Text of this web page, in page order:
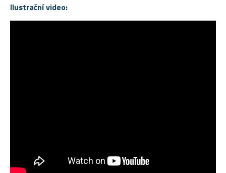
Ilustrační video: